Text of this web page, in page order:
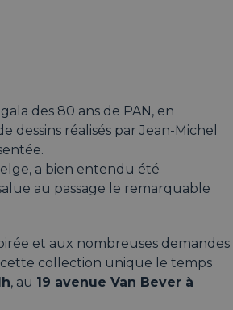
des 80 ans de PAN, en
dessins réalisés par Jean-Michel
a bien entendu été
au passage le remarquable
et aux nombreuses demandes
cette collection unique le temps
, au 19 avenue Van Bever à